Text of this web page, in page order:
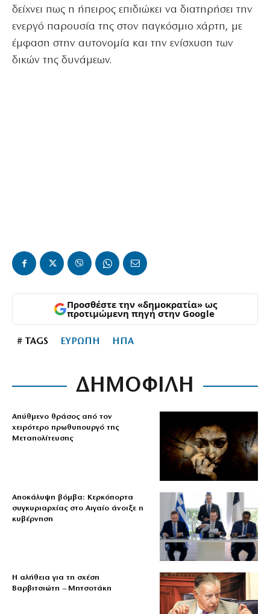
δείχνει πως η ήπειρος επιδιώκει να διατηρήσει την
ενεργό παρουσία της στον παγκόσμιο χάρτη, με
έμφαση στην αυτονομία και την ενίσχυση των
δικών της δυνάμεων.
Προσθέστε την «δημοκρατία» ως
προτιμώμενη πηγή στην Google
# TAGS ΕΥΡΩΠΗ ΗΠΑ
ΔΗΜΟΦΙΛΗ
Απύθμενο θράσος από τον
χειρότερο πρωθυπουργό της
Μεταπολίτευσης
Αποκάλυψη βόμβα: Κερκόπορτα
συγκυριαρχίας στο Αιγαίο άνοιξε η
κυβέρνηση
Η αλήθεια για τη σχέση
Βαρβιτσιώτη – Μητσοτάκη